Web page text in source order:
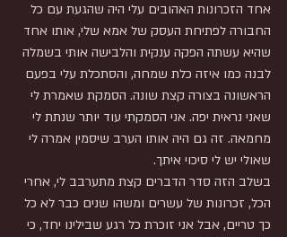
אחד הזכרונות האהובים עלי היה שהגעת עם כל
החבורה לפתיחת העסק של אמא שלי, אותו אחד
שהיא עשתה הפקה ענקית והלבישה אותי בשמלה
לבנה כמו איזה כלת שמחה, והסתכלת עלי בפעם
הראשונה בצורה קצת שונה. הסמקת שאמרת לי
שאני נראית יפה. אני הסמקתי עוד יותר שנתת לי
מחמאה. זה גם היה אותו הערב שיסמין אמרה לי
שאולי יש לי סיכוי איתך.
בשלב הזה סדר הדברים קצת מתערבב לי, אחרי
הכל, זכרונות של עשרים ומשהו שנים כבר לא כל
כך טריים, אבל אני זוכרת כל רגע שבילינו יחד, כי